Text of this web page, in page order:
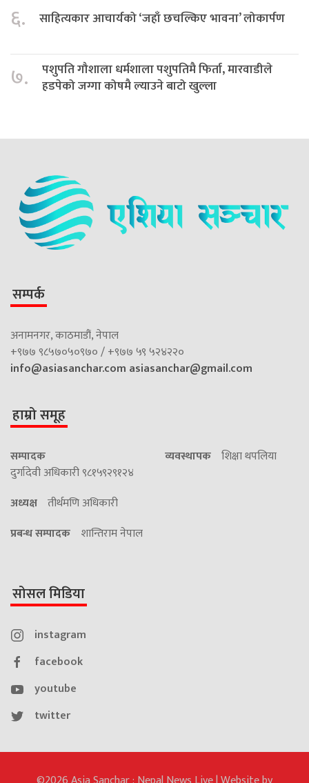
६. साहित्यकार आचार्यको ‘जहाँ छचल्किए भावना’ लोकार्पण
७.
पशुपति गौशाला धर्मशाला पशुपतिमै फिर्ता, मारवाडीले
हडपेको जग्गा कोषमै ल्याउने बाटो खुल्ला
सम्पर्क
अनामनगर, काठमाडौं, नेपाल
+९७७ ९८५७०५०९७० / +९७७ ५९ ५२४२२०
info@asiasanchar.com asiasanchar@gmail.com
हाम्रो समूह
सम्पादक
दुर्गादेवी अधिकारी ९८१५९२९१२४
व्यवस्थापक शिक्षा थपलिया
अध्यक्ष तीर्थमणि अधिकारी
प्रबन्ध सम्पादक शान्तिराम नेपाल
सोसल मिडिया
instagram
facebook
youtube
twitter